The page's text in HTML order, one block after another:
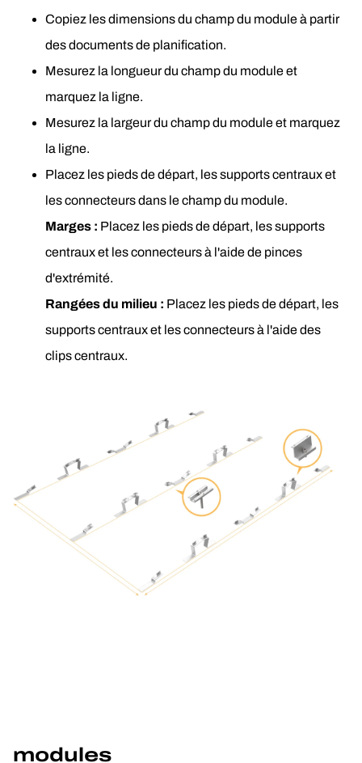
Copiez les dimensions du champ du module à partir
des documents de planification.
Mesurez la longueur du champ du module et
marquez la ligne.
Mesurez la largeur du champ du module et marquez
la ligne.
Placez les pieds de départ, les supports centraux et
les connecteurs dans le champ du module.
Marges : Placez les pieds de départ, les supports
centraux et les connecteurs à l'aide de pinces
d'extrémité.
Rangées du milieu : Placez les pieds de départ, les
supports centraux et les connecteurs à l'aide des
clips centraux.
modules